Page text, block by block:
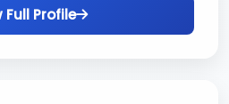
Full Profile